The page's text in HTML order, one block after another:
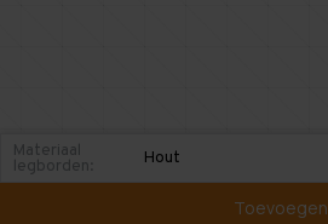
Materiaal
legborden:
Toevoegen